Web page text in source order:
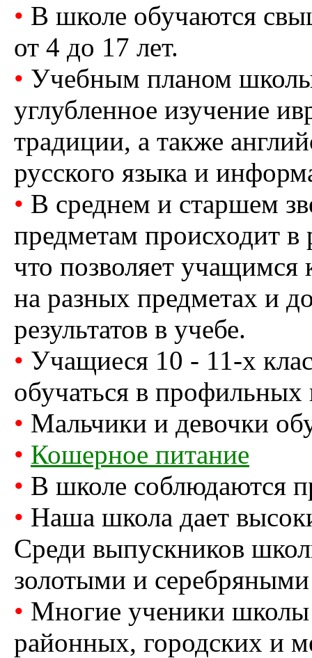
• В школе обучаются
от 4 до 17 лет.
• Учебным планом
углубленное изучение
традиции, а также
русского языка и
• В среднем и старшем
предметам происходит в
что позволяет учащимся
на разных предметах и
результатов в учебе.
• Учащиеся 10 - 11-х
обучаться в профильных
• Мальчики и девочки
• Кошерное питание
• В школе соблюдаются
• Наша школа дает
Среди выпускников
золотыми и
• Многие ученики школы
районных, городских и